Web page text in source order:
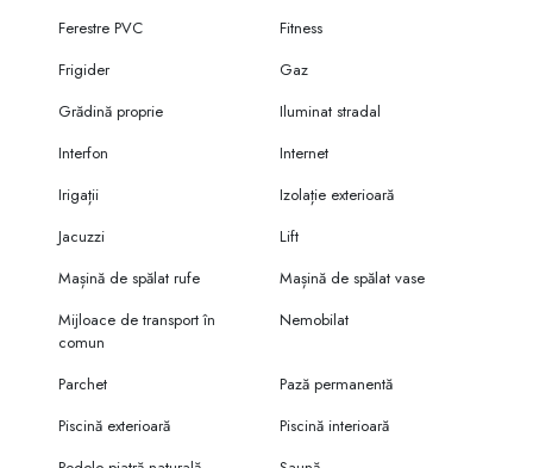
Ferestre PVC
Fitness
Frigider
Gaz
Grădină proprie
Iluminat stradal
Interfon
Internet
Irigații
Izolație exterioară
Jacuzzi
Lift
Mașină de spălat rufe
Mașină de spălat vase
Mijloace de transport în
comun
Nemobilat
Parchet
Pază permanentă
Piscină exterioară
Piscină interioară